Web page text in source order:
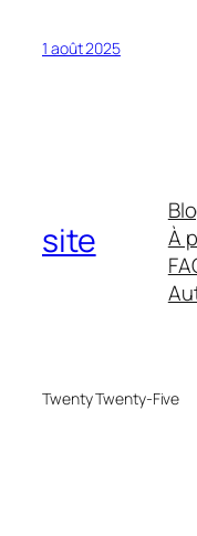
1 août 2025
site
À
Twenty Twenty-Five